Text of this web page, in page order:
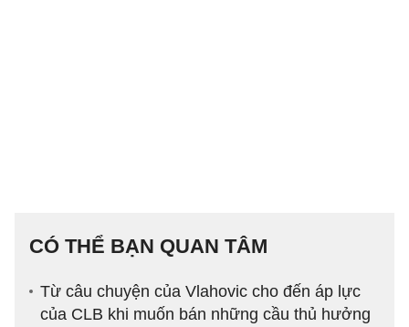
CÓ THỂ BẠN QUAN TÂM
Từ câu chuyện của Vlahovic cho đến áp lực
của CLB khi muốn bán những cầu thủ hưởng